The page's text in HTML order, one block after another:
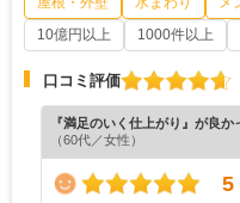
10億円以上
1000件以上
口コミ評価
『満足のいく仕上がり』が良か
（60代／女性）
5